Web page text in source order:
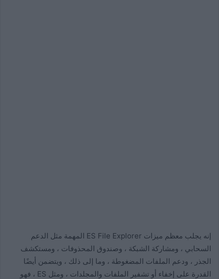
إنه يجلب معظم ميزات ES File Explorer المهمة مثل الدعم
السحابي ، ومشاركة الشبكة ، وصندوق المحذوفات ، ومستكشف
الجذر ، ودعم الملفات المضغوطة ، وما إلى ذلك ، ويتضمن أيضًا
القدرة على إخفاء أو تشفير الملفات والمجلدات ، ومثل ES ، فهو